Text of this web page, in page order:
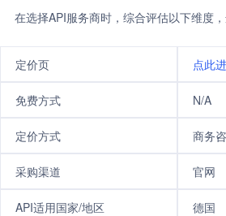
在选择API服务商时，综合评估以下维度
定价页 点此
免费方式 N/A
定价方式 商务
采购渠道 官网
API适用国家/地区 德国